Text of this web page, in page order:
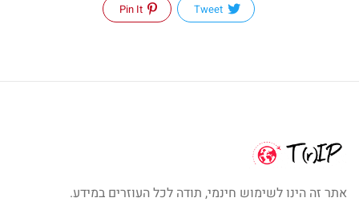
Tweet
Pin It
אתר זה הינו לשימוש חינמי, תודה לכל העוזרים במידע.